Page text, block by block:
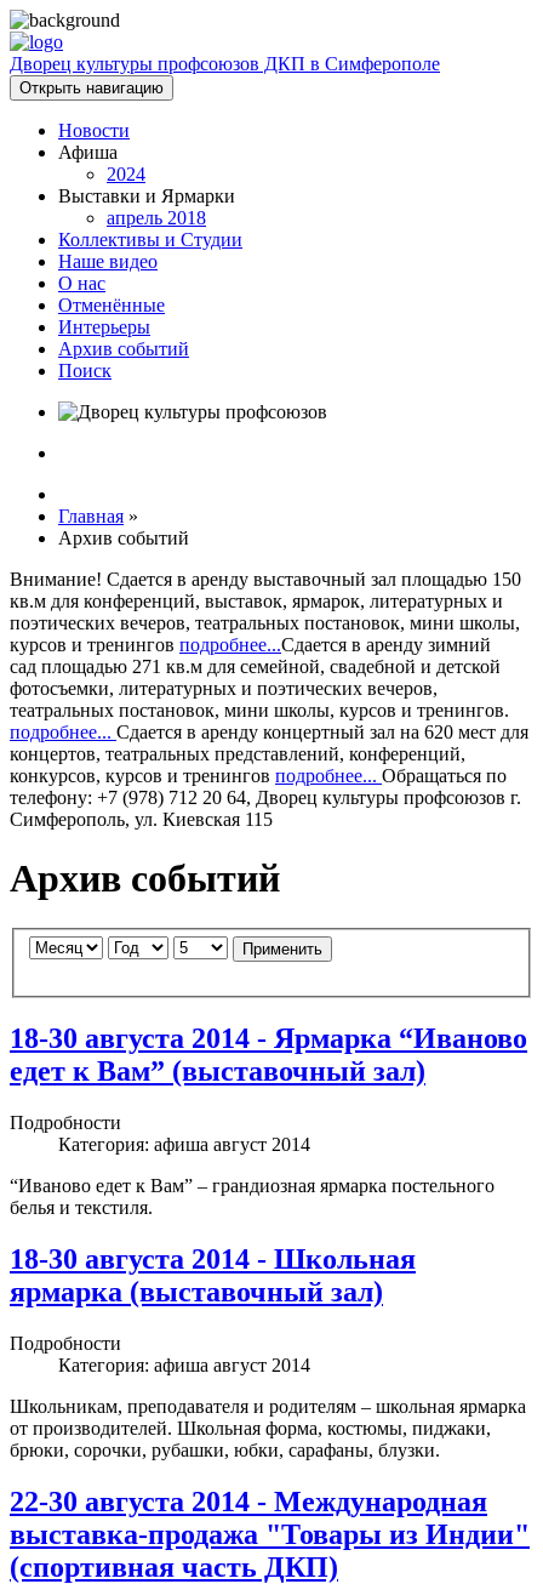
Дворец культуры профсоюзов ДКП в Симферополе
Открыть навигацию
Новости
Афиша
2024
Выставки и Ярмарки
апрель 2018
Коллективы и Студии
Наше видео
О нас
Отменённые
Интерьеры
Архив событий
Поиск
Главная »
Архив событий
Внимание! Сдается в аренду выставочный зал площадью 150
кв.м для конференций, выставок, ярмарок, литературных и
поэтических вечеров, театральных постановок, мини школы,
курсов и тренингов подробнее...Сдается в аренду зимний
сад площадью 271 кв.м для семейной, свадебной и детской
фотосъемки, литературных и поэтических вечеров,
театральных постановок, мини школы, курсов и тренингов.
подробнее... Сдается в аренду концертный зал на 620 мест для
концертов, театральных представлений, конференций,
конкурсов, курсов и тренингов подробнее... Обращаться по
телефону: +7 (978) 712 20 64, Дворец культуры профсоюзов г.
Симферополь, ул. Киевская 115
Архив событий
Применить
18-30 августа 2014 - Ярмарка “Иваново
едет к Вам” (выставочный зал)
Подробности
Категория: афиша август 2014
“Иваново едет к Вам” – грандиозная ярмарка постельного
белья и текстиля.
18-30 августа 2014 - Школьная
ярмарка (выставочный зал)
Подробности
Категория: афиша август 2014
Школьникам, преподавателя и родителям – школьная ярмарка
от производителей. Школьная форма, костюмы, пиджаки,
брюки, сорочки, рубашки, юбки, сарафаны, блузки.
22-30 августа 2014 - Международная
выставка-продажа "Товары из Индии"
(спортивная часть ДКП)